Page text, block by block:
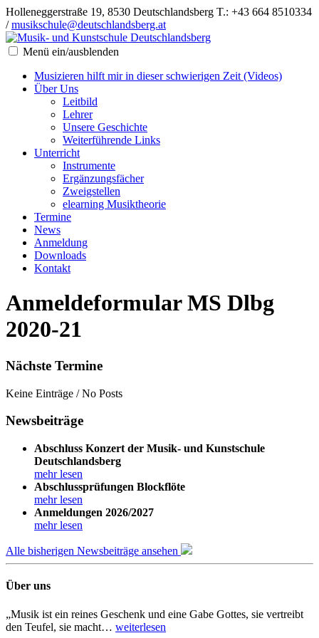
Holleneggerstraße 19, 8530 Deutschlandsberg T.: +43 664 8510334
/musikschule@deutschlandsberg.at
Menü ein/ausblenden
Musizieren hilft mir in dieser schwierigen Zeit (Videos)
Über Uns
Leitbild
Lehrer
Unsere Geschichte
Weiterführende Links
Unterricht
Instrumente
Ergänzungsfächer
Zweigstellen
elearning Musiktheorie
Termine
News
Anmeldung
Downloads
Kontakt
Anmeldeformular MS Dlbg
2020-21
Nächste Termine
Keine Einträge / No Posts
Newsbeiträge
Abschluss Konzert der Musik- und Kunstschule
Deutschlandsberg
mehr lesen
Abschlussprüfungen Blockflöte
mehr lesen
Anmeldungen 2026/2027
mehr lesen
Alle bisherigen Newsbeiträge ansehen
Über uns
„Musik ist ein reines Geschenk und eine Gabe Gottes, sie vertreibt
den Teufel, sie macht… weiterlesen